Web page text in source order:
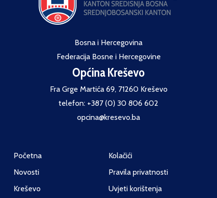
Bosna i Hercegovina
Federacija Bosne i Hercegovine
Općina Kreševo
Fra Grge Martića 69, 71260 Kreševo
telefon: +387 (0) 30 806 602
opcina@kresevo.ba
Početna
Novosti
Kreševo
Kolačići
Pravila privatnosti
Uvjeti korištenja